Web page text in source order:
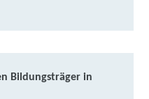
4, 84130
Bildungsträger in